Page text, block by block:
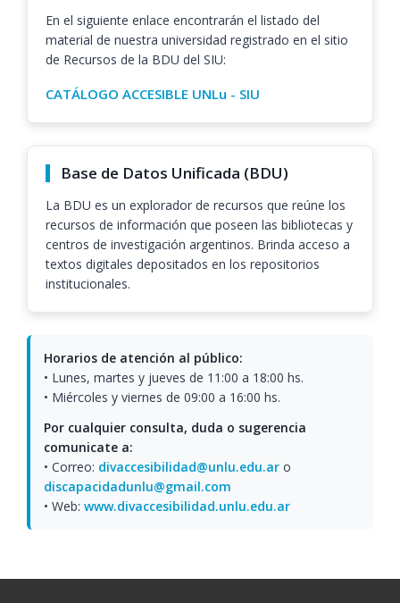
En el siguiente enlace encontrarán el listado del
material de nuestra universidad registrado en el sitio
de Recursos de la BDU del SIU:
CATÁLOGO ACCESIBLE UNLu - SIU
Base de Datos Unificada (BDU)
La BDU es un explorador de recursos que reúne los
recursos de información que poseen las bibliotecas y
centros de investigación argentinos. Brinda acceso a
textos digitales depositados en los repositorios
institucionales.
Horarios de atención al público:
• Lunes, martes y jueves de 11:00 a 18:00 hs.
• Miércoles y viernes de 09:00 a 16:00 hs.
Por cualquier consulta, duda o sugerencia
comunicate a:
• Correo: divaccesibilidad@unlu.edu.ar o
discapacidadunlu@gmail.com
• Web: www.divaccesibilidad.unlu.edu.ar